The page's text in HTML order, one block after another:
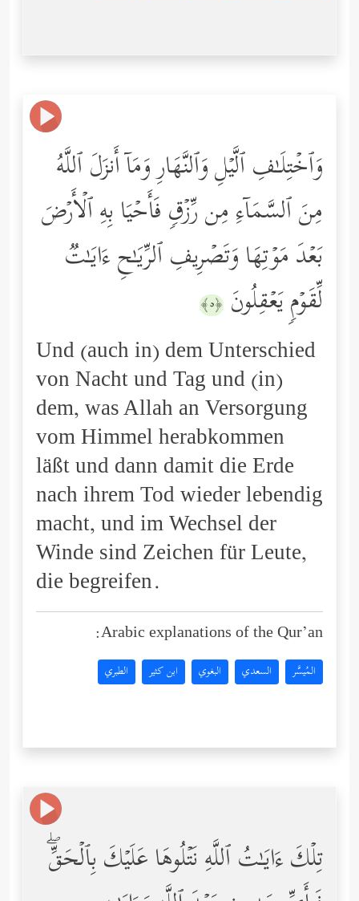
وَٱخۡتِلَـٰفِ ٱلَّیۡلِ وَٱلنَّهَارِ وَمَاۤ أَنزَلَ ٱللَّهُ
مِنَ ٱلسَّمَاۤءِ مِن رِّزۡقࣲ فَأَحۡیَا بِهِ ٱلۡأَرۡضَ
بَعۡدَ مَوۡتِهَا وَتَصۡرِیفِ ٱلرِّیَـٰحِ ءَایَـٰتࣱ
لِّقَوۡمࣲ یَعۡقِلُونَ ﴿٥﴾
Und (auch in) dem Unterschied
von Nacht und Tag und (in)
dem, was Allah an Versorgung
vom Himmel herabkommen
läßt und dann damit die Erde
nach ihrem Tod wieder lebendig
macht, und im Wechsel der
Winde sind Zeichen für Leute,
die begreifen.
Arabic explanations of the Qur’an:
المُيسَّر السعدي البغوي ابن كثير الطبري
تِلۡكَ ءَایَـٰتُ ٱللَّهِ نَتۡلُوهَا عَلَیۡكَ بِٱلۡحَقِّۖ